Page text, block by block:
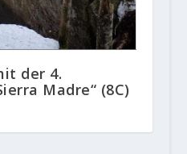
der 4.
Madre“ (8C)